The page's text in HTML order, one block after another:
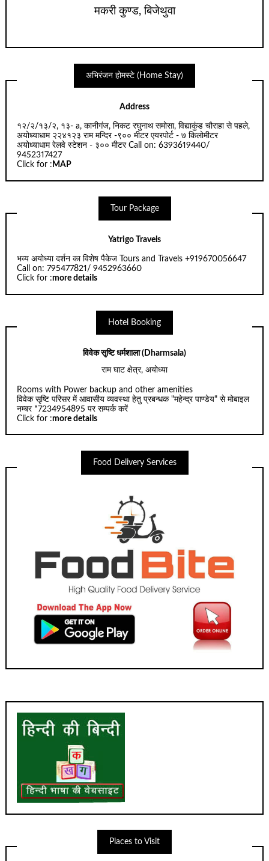
मकरी कुण्ड, बिजेथुवा
अभिरंजन होमस्टे (Home Stay)
Address
१२/२/१३/२, १३- a, कानीगंज, निकट रघुनाथ समोसा, विद्याकुंड चौराहा से पहले,
अयोध्याधाम २२४१२३ राम मन्दिर -९०० मीटर एयरपोर्ट - ७ किलोमीटर
अयोध्याधाम रेलवे स्टेशन - ३०० मीटर Call on: 6393619440/
9452317427
Click for : MAP
Tour Package
Yatrigo Travels
भव्य अयोध्या दर्शन का विशेष पैकेज Tours and Travels +919670056647
Call on: 795477821/ 9452963660
Click for :more details
Hotel Booking
विवेक सृष्टि धर्मशाला (Dharmsala)
राम घाट क्षेत्र, अयोध्या
Rooms with Power backup and other amenities
विवेक सृष्टि परिसर में आवासीय व्यवस्था हेतु प्रबन्धक "महेन्द्र पाण्डेय" से मोबाइल
नम्बर *7234954895 पर सम्पर्क करें
Click for :more details
Food Delivery Services
Places to Visit